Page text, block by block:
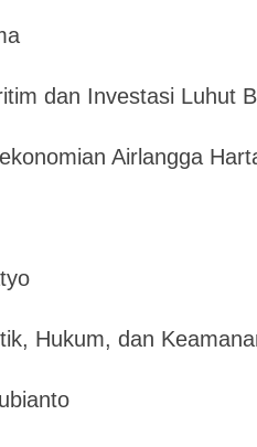
dan Investasi Luhut
Airlangga
Hukum, dan